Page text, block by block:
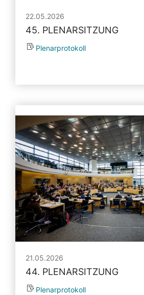
22.05.2026
45. PLENARSITZUNG
Plenarprotokoll
21.05.2026
44. PLENARSITZUNG
Plenarprotokoll